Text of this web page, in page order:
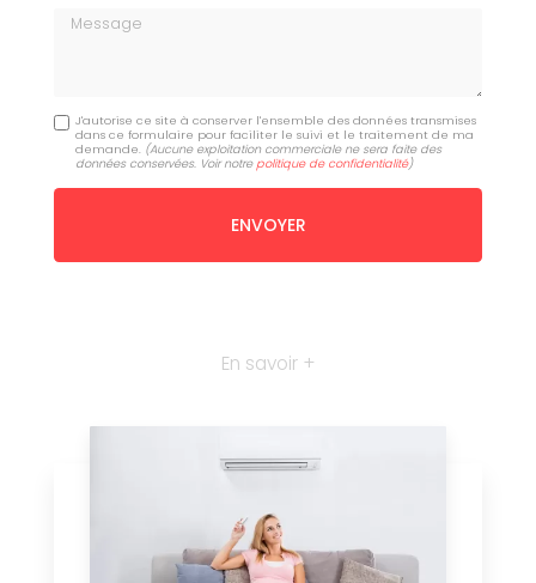
Message
J'autorise ce site à conserver l'ensemble des données transmises
dans ce formulaire pour faciliter le suivi et le traitement de ma
demande. (Aucune exploitation commerciale ne sera faite des
données conservées. Voir notre politique de confidentialité)
En savoir +